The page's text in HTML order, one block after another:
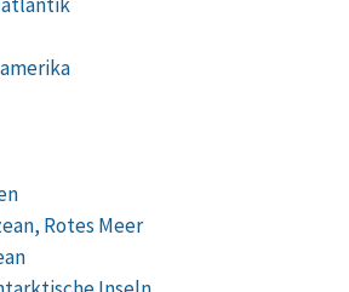
Rotes Meer